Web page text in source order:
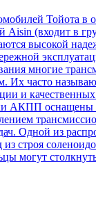
Тойота в
Aisin (входит в
высокой
многие
Их часто
и
АКПП оснащены
Одной из
строя
могут